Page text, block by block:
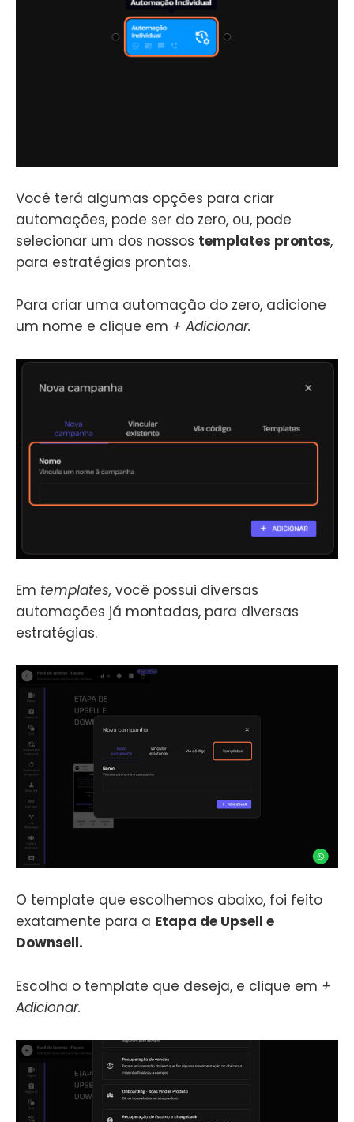
Você terá algumas opções para criar
automações, pode ser do zero, ou, pode
selecionar um dos nossos templates prontos,
para estratégias prontas.
Para criar uma automação do zero, adicione
um nome e clique em + Adicionar.
Em templates, você possui diversas
automações já montadas, para diversas
estratégias.
O template que escolhemos abaixo, foi feito
exatamente para a Etapa de Upsell e
Downsell.
Escolha o template que deseja, e clique em +
Adicionar.